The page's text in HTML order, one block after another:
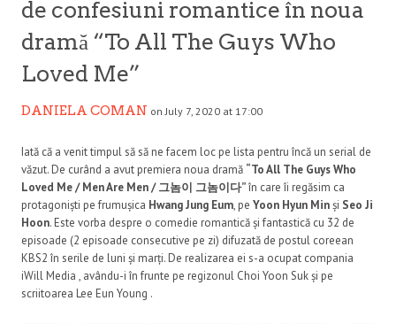
de confesiuni romantice în noua
dramă “To All The Guys Who
Loved Me”
DANIELA COMAN on July 7, 2020 at 17:00
Iată că a venit timpul să să ne facem loc pe lista pentru încă un serial de
văzut. De curând a avut premiera noua dramă “To All The Guys Who
Loved Me / Men Are Men / 그놈이 그놈이다”în care îi regăsim ca
protagoniști pe frumușica Hwang Jung Eum, pe Yoon Hyun Minși Seo Ji
Hoon. Este vorba despre o comedie romantică și fantastică cu 32 de
episoade (2 episoade consecutive pe zi) difuzată de postul coreean
KBS2 în serile de luni și marți. De realizarea ei s-a ocupat compania
iWill Media , avându-i în frunte pe regizonul Choi Yoon Suk și pe
scriitoarea Lee Eun Young .